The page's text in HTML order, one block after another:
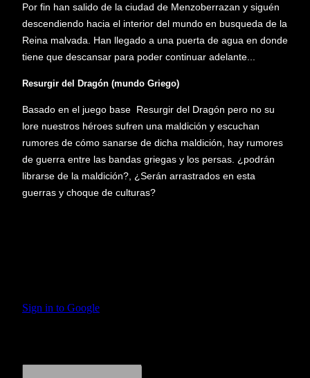
Por fin han salido de la ciudad de Menzoberrazan y siguén
descendiendo hacia el interior del mundo en busqueda de la
Reina malvada. Han llegado a una puerta de agua en donde
tiene que descansar para poder continuar adelante...
Resurgir del Dragón (mundo Griego)
Basado en el juego base Resurgir del Dragón pero no su
lore nuestros héroes sufren una maldición y escuchan
rumores de cómo sanarse de dicha maldición, hay rumores
de guerra entre las bandas griegas y los persas. ¿podrán
librarse de la maldición?, ¿Serán arrastrados en esta
guerras y choque de culturas?